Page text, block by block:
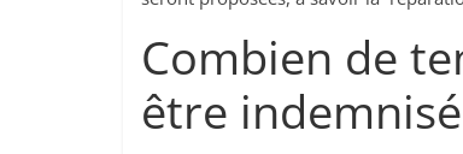
Combien de
être